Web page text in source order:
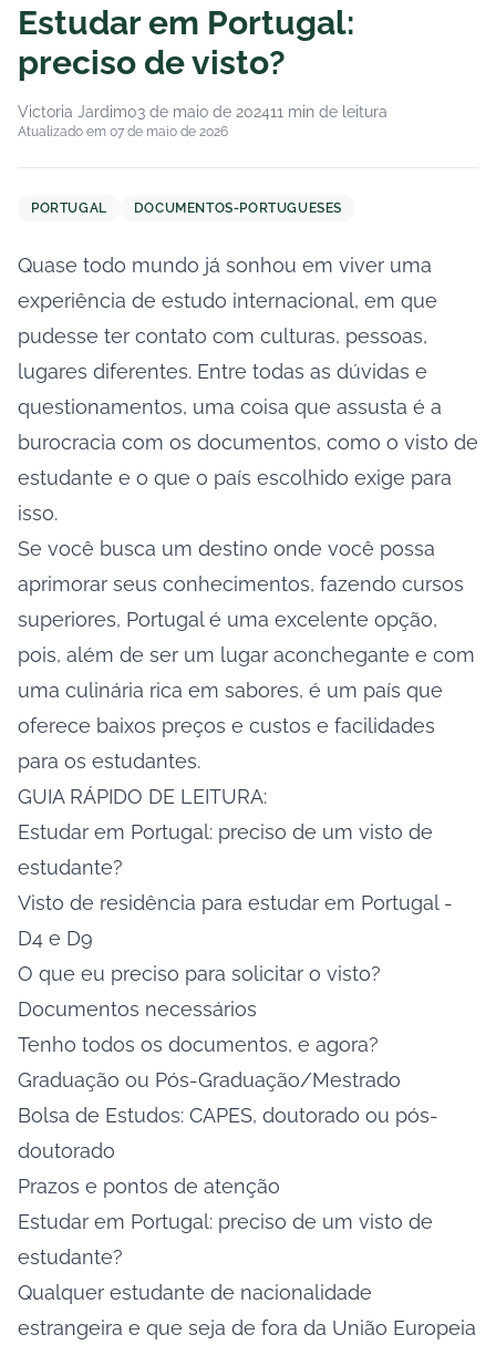
Estudar em Portugal:
preciso de visto?
Victoria Jardim03 de maio de 202411 min de leitura
Atualizado em 07 de maio de 2026
PORTUGAL DOCUMENTOS-PORTUGUESES
Quase todo mundo já sonhou em viver uma
experiência de estudo internacional, em que
pudesse ter contato com culturas, pessoas,
lugares diferentes. Entre todas as dúvidas e
questionamentos, uma coisa que assusta é a
burocracia com os documentos, como o visto de
estudante e o que o país escolhido exige para
isso.
Se você busca um destino onde você possa
aprimorar seus conhecimentos, fazendo cursos
superiores, Portugal é uma excelente opção,
pois, além de ser um lugar aconchegante e com
uma culinária rica em sabores, é um país que
oferece baixos preços e custos e facilidades
para os estudantes.
GUIA RÁPIDO DE LEITURA:
Estudar em Portugal: preciso de um visto de
estudante?
Visto de residência para estudar em Portugal -
D4 e D9
O que eu preciso para solicitar o visto?
Documentos necessários
Tenho todos os documentos, e agora?
Graduação ou Pós-Graduação/Mestrado
Bolsa de Estudos: CAPES, doutorado ou pós-
doutorado
Prazos e pontos de atenção
Estudar em Portugal: preciso de um visto de
estudante?
Qualquer estudante de nacionalidade
estrangeira e que seja de fora da União Europeia